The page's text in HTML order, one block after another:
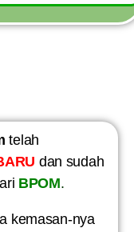
telah
dan sudah
BPOM.
kemasan-nya